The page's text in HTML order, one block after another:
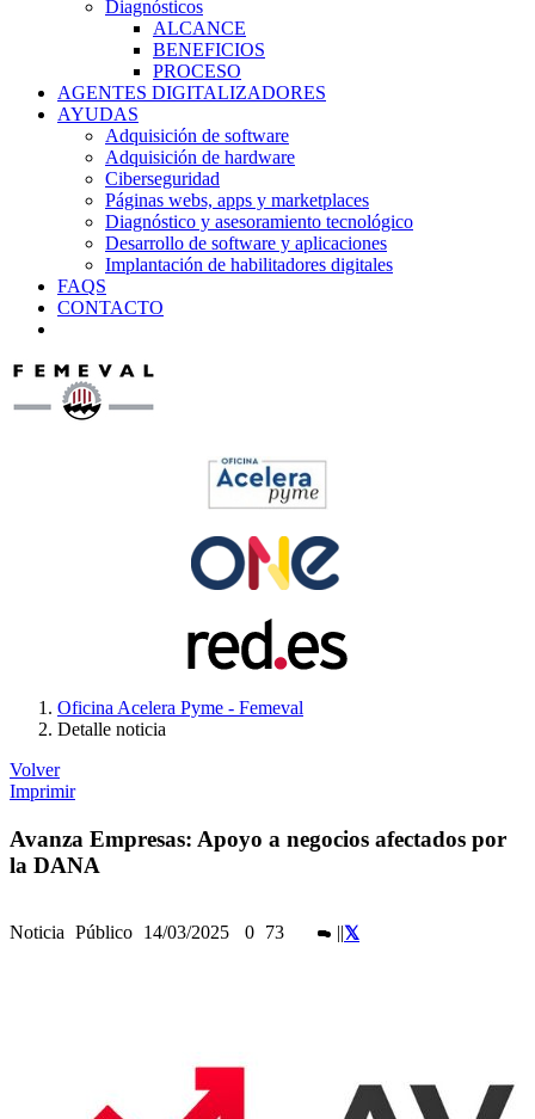
Diagnósticos
ALCANCE
BENEFICIOS
PROCESO
AGENTES DIGITALIZADORES
AYUDAS
Adquisición de software
Adquisición de hardware
Ciberseguridad
Páginas webs, apps y marketplaces
Diagnóstico y asesoramiento tecnológico
Desarrollo de software y aplicaciones
Implantación de habilitadores digitales
FAQS
CONTACTO
Oficina Acelera Pyme - Femeval
Detalle noticia
Volver
Imprimir
Avanza Empresas: Apoyo a negocios afectados por
la DANA
Noticia Público 14/03/2025 0 73 ||